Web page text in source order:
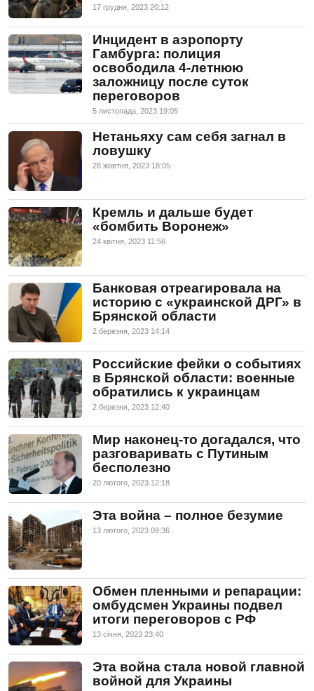
17 грудня, 2023 20:12
Инцидент в аэропорту
Гамбурга: полиция
освободила 4-летнюю
заложницу после суток
переговоров
5 листопада, 2023 19:05
Нетаньяху сам себя загнал в
ловушку
28 жовтня, 2023 18:05
Кремль и дальше будет
«бомбить Воронеж»
24 квiтня, 2023 11:56
Банковая отреагировала на
историю с «украинской ДРГ» в
Брянской области
2 березня, 2023 14:14
Российские фейки о событиях
в Брянской области: военные
обратились к украинцам
2 березня, 2023 12:40
Мир наконец-то догадался, что
разговаривать с Путиным
бесполезно
20 лютого, 2023 12:18
Эта война – полное безумие
13 лютого, 2023 09:36
Обмен пленными и репарации:
омбудсмен Украины подвел
итоги переговоров с РФ
13 сiчня, 2023 23:40
Эта война стала новой главной
войной для Украины